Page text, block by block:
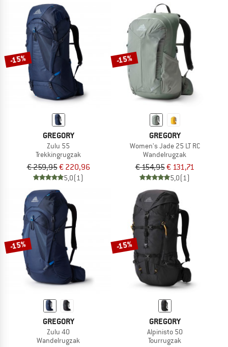
-15%
GREGORY
Zulu 55
Trekkingrugzak
€ 259,95€ 220,96
5,0(1)
-15%
GREGORY
Women's Jade 25 LT RC
Wandelrugzak
€ 154,95€ 131,71
5,0(1)
-15%
GREGORY
Zulu 40
Wandelrugzak
-15%
GREGORY
Alpinisto 50
Tourrugzak